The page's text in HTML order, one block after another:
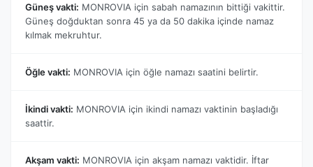
Güneş vakti: MONROVIA için sabah namazının bittiği vakittir.
Güneş doğduktan sonra 45 ya da 50 dakika içinde namaz
kılmak mekruhtur.
Öğle vakti: MONROVIA için öğle namazı saatini belirtir.
İkindi vakti: MONROVIA için ikindi namazı vaktinin başladığı
saattir.
Akşam vakti: MONROVIA için akşam namazı vaktidir. İftar